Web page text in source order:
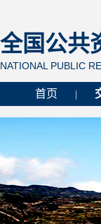
全国公共
NATIONAL PUBLIC
首页